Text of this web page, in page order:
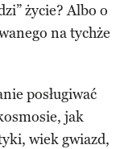
życie? Albo o
na tychże
posługiwać
jak
wiek gwiazd,